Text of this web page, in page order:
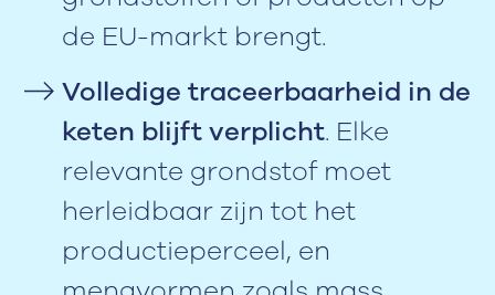
de EU-markt brengt.
Volledige traceerbaarheid in de
keten blijft verplicht. Elke
relevante grondstof moet
herleidbaar zijn tot het
productieperceel, en